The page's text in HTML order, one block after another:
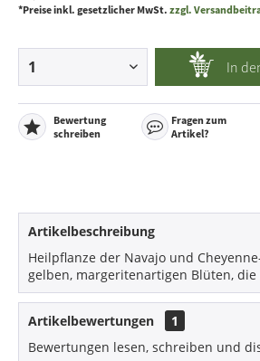
*Preise inkl. gesetzlicher MwSt. zzgl.
In
Bewertung
schreiben
Fragen zum
Artikel?
Artikelbeschreibung
Heilpflanze der Navajo und
gelben, margeritenartigen Blüten, die
Artikelbewertungen
1
Bewertungen lesen, schreiben und